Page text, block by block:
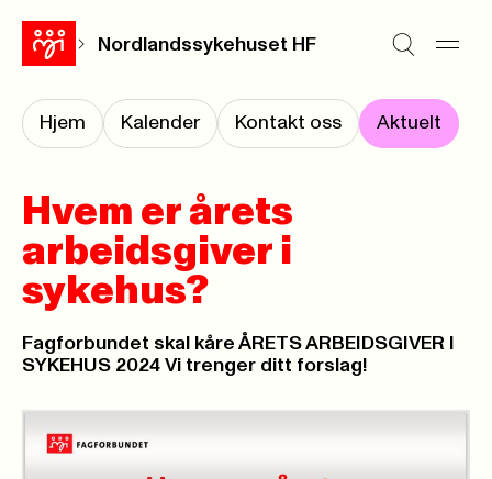
Nordlandssykehuset HF
Hjem Kalender Kontakt oss Aktuelt
Hvem er årets
arbeidsgiver i
sykehus?
Fagforbundet skal kåre ÅRETS ARBEIDSGIVER I
SYKEHUS 2024 Vi trenger ditt forslag!